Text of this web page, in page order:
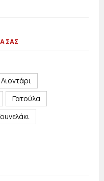
ΣΑΣ
Λιοντάρι
Γατούλα